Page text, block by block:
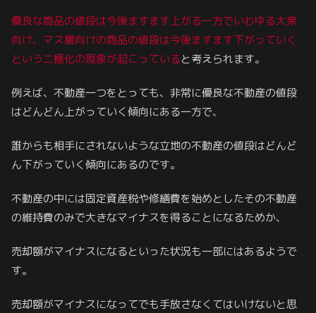
優良な商品の値段は今後ますます上がる一方でいわゆる大衆
向け、マス層向けの商品の値段は今後ますます下がっていく
という二極化の現象が起こっていると考えられます。
例えば、不動産一つをとっても、非常に優良な不動産の値段
はどんどん上がっていく傾向にある一方で、
誰からも相手にされないような立地の不動産の値段はどんど
ん下がっていく傾向にあるのです。
不動産の中には固定資産税や修繕費を始めとしたその不動産
の維持費のみで大きなマイナスを得ることになるためか、
売却額がマイナスになるといった状況も一部にはあるようで
す。
売却額がマイナスになってでも手放さなくてはいけないと思